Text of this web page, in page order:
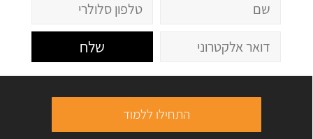
שלח
התחילו ללמוד